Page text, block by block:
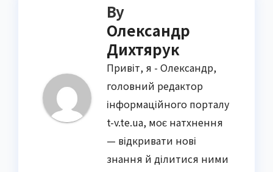
By
Олександр
Дихтярук
Привіт, я - Олександр,
головний редактор
інформаційного порталу
t-v.te.ua, моє натхнення
— відкривати нові
знання й ділитися ними